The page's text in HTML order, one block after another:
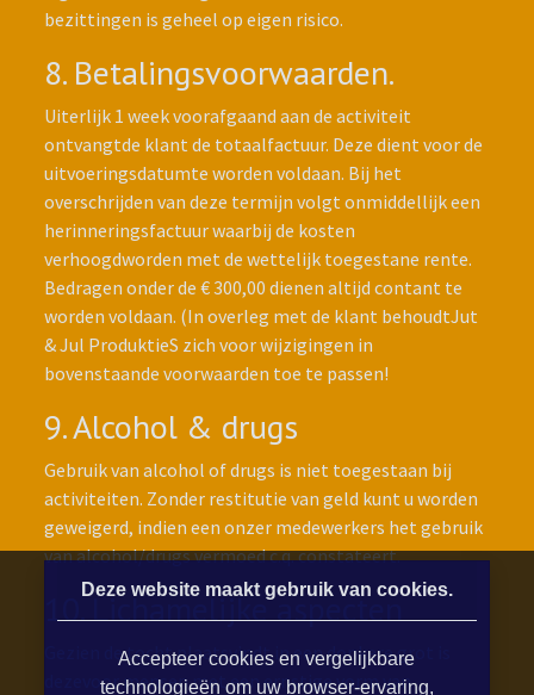
bezittingen is geheel op eigen risico.
8. Betalingsvoorwaarden.
Uiterlijk 1 week voorafgaand aan de activiteit
ontvangtde klant de totaalfactuur. Deze dient voor de
uitvoeringsdatumte worden voldaan. Bij het
overschrijden van deze termijn volgt onmiddellijk een
herinneringsfactuur waarbij de kosten
verhoogdworden met de wettelijk toegestane rente.
Bedragen onder de € 300,00 dienen altijd contant te
worden voldaan. (In overleg met de klant behoudtJut
& Jul ProduktieS zich voor wijzigingen in
bovenstaande voorwaarden toe te passen!
9. Alcohol & drugs
Gebruik van alcohol of drugs is niet toegestaan bij
activiteiten. Zonder restitutie van geld kunt u worden
geweigerd, indien een onzer medewerkers het gebruik
van alcohol/drugs vermoed c.q. constateert.
10. Lichamelijke aspecten
Gezien de tocht plaatsvindt in een donkere grot is
dezevoor mensen met een ernstige vorm van
Deze website maakt gebruik van cookies.
Accepteer cookies en vergelijkbare
technologieën om uw browser-ervaring,